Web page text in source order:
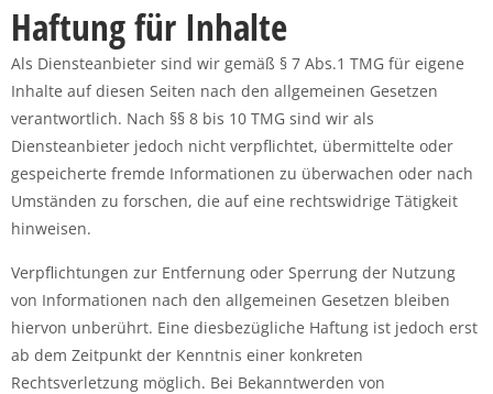
Haftung für Inhalte
Als Diensteanbieter sind wir gemäß § 7 Abs.1 TMG für eigene
Inhalte auf diesen Seiten nach den allgemeinen Gesetzen
verantwortlich. Nach §§ 8 bis 10 TMG sind wir als
Diensteanbieter jedoch nicht verpflichtet, übermittelte oder
gespeicherte fremde Informationen zu überwachen oder nach
Umständen zu forschen, die auf eine rechtswidrige Tätigkeit
hinweisen.
Verpflichtungen zur Entfernung oder Sperrung der Nutzung
von Informationen nach den allgemeinen Gesetzen bleiben
hiervon unberührt. Eine diesbezügliche Haftung ist jedoch erst
ab dem Zeitpunkt der Kenntnis einer konkreten
Rechtsverletzung möglich. Bei Bekanntwerden von